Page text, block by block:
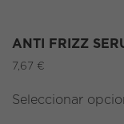
ANTI FRIZZ
7,67 €
Seleccionar